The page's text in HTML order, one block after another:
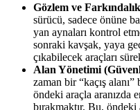
Gözlem ve
sürücü, sadece önüne
yan aynaları kontrol
sonraki kavşak, yaya
çıkabilecek araçları
Alan Yönetimi
zaman bir “kaçış
öndeki araçla aranızda
bırakmaktır. Bu, öndeki